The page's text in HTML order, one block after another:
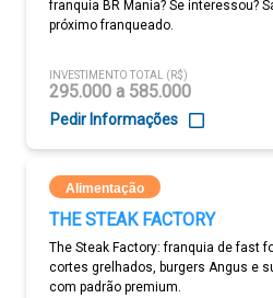
franquia BR Mania? Se interessou?
próximo franqueado.
INVESTIMENTO TOTAL (R$)
295.000 a 585.000
Pedir Informações
Alimentação
THE STEAK FACTORY
The Steak Factory: franquia de fast
cortes grelhados, burgers Angus e
com padrão premium.